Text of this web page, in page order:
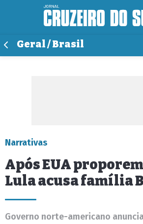
Geral / Brasil
Narrativas
Após EUA
Lula acusa família
Governo norte-americano